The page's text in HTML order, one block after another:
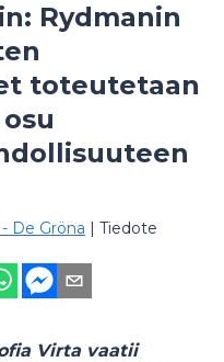
Rydmanin
toteutetaan
De Gröna | Tiedote
Virta vaatii